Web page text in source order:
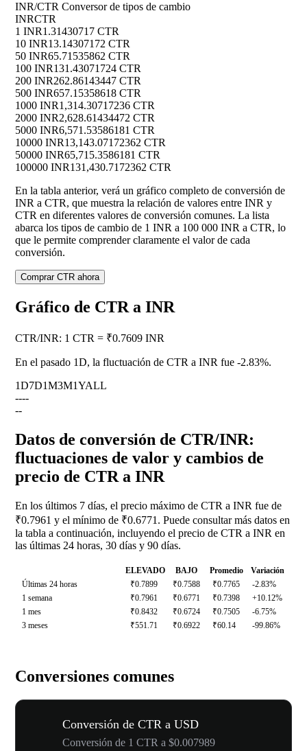
INR/CTR Conversor de tipos de cambio
INRCTR
1 INR1.31430717 CTR
10 INR13.14307172 CTR
50 INR65.71535862 CTR
100 INR131.43071724 CTR
200 INR262.86143447 CTR
500 INR657.15358618 CTR
1000 INR1,314.30717236 CTR
2000 INR2,628.61434472 CTR
5000 INR6,571.53586181 CTR
10000 INR13,143.07172362 CTR
50000 INR65,715.3586181 CTR
100000 INR131,430.7172362 CTR
En la tabla anterior, verá un gráfico completo de conversión de
INR a CTR, que muestra la relación de valores entre INR y
CTR en diferentes valores de conversión comunes. La lista
abarca los tipos de cambio de 1 INR a 100 000 INR a CTR, lo
que le permite comprender claramente el valor de cada
conversión.
Comprar CTR ahora
Gráfico de CTR a INR
CTR/INR: 1 CTR = ₹0.7609 INR
En el pasado 1D, la fluctuación de CTR a INR fue -2.83%.
1D7D1M3M1YALL
----
--
Datos de conversión de CTR/INR:
fluctuaciones de valor y cambios de
precio de CTR a INR
En los últimos 7 días, el precio máximo de CTR a INR fue de
₹0.7961 y el mínimo de ₹0.6771. Puede consultar más datos en
la tabla a continuación, incluyendo el precio de CTR a INR en
las últimas 24 horas, 30 días y 90 días.
ELEVADO BAJO Promedio
Variación
Últimas 24 horas
₹0.7899 ₹0.7588 ₹0.7765
-2.83%
1 semana
₹0.7961 ₹0.6771 ₹0.7398
+10.12%
1 mes
₹0.8432 ₹0.6724 ₹0.7505
-6.75%
3 meses
₹551.71 ₹0.6922 ₹60.14 -99.86%
Conversiones comunes
Conversión de CTR a USD
Conversión de 1 CTR a $0.007989